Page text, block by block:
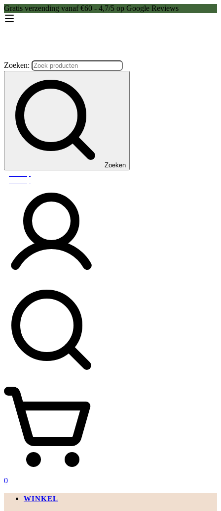
Gratis verzending vanaf €60 - 4,7/5 op Google Reviews
Zoeken:
Zoeken
0
WINKEL